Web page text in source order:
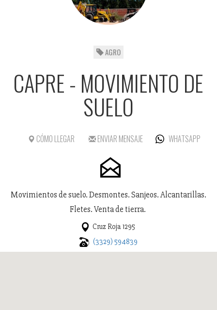
AGRO
CAPRE - MOVIMIENTO DE
SUELO
CÓMO LLEGAR ENVIAR MENSAJE WHATSAPP
Movimientos de suelo. Desmontes. Sanjeos. Alcantarillas.
Fletes. Venta de tierra.
Cruz Roja 1295
(3329) 594839